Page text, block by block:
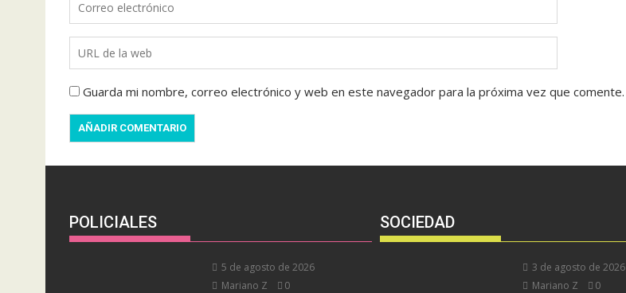
Guarda mi nombre, correo electrónico y web en este navegador para la próxima vez que comente.
POLICIALES
5 de agosto de 2026
Mariano Z
0
SOCIEDAD
3 de agosto de 2026
Mariano Z
0